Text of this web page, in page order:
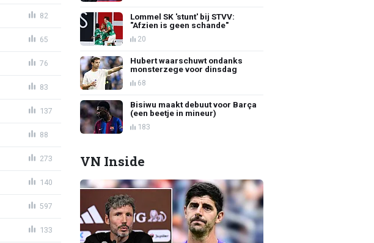
82
65
76
83
137
88
273
140
597
133
Lommel SK 'stunt' bij STVV:
"Afzien is geen schande"
20
Hubert waarschuwt ondanks
monsterzege voor dinsdag
68
Bisiwu maakt debuut voor Barça
(een beetje in mineur)
183
VN Inside